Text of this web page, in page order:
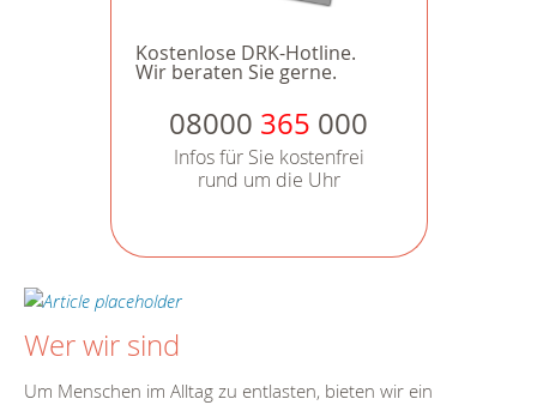
Kostenlose DRK-Hotline.
Wir beraten Sie gerne.
08000 365 000
Infos für Sie kostenfrei
rund um die Uhr
Wer wir sind
Um Menschen im Alltag zu entlasten, bieten wir ein